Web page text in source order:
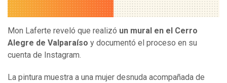
Mon Laferte reveló que realizó un mural en el Cerro
Alegre de Valparaíso y documentó el proceso en su
cuenta de Instagram.
La pintura muestra a una mujer desnuda acompañada de